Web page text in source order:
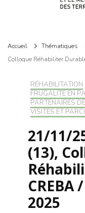
Accueil Thématiques
Colloque Réhabiliter
RÉHABILITATION
FRUGALITÉ EN
PARTENAIRES
VISITES ET
21/11/
(13),
CREBA
2025